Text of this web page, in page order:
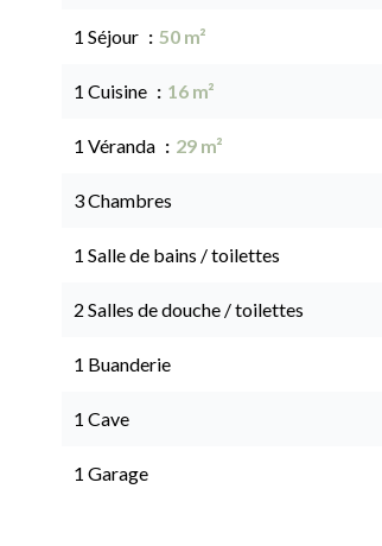
1 Séjour 50 m²
1 Cuisine 16 m²
1 Véranda 29 m²
3 Chambres
1 Salle de bains / toilettes
2 Salles de douche / toilettes
1 Buanderie
1 Cave
1 Garage